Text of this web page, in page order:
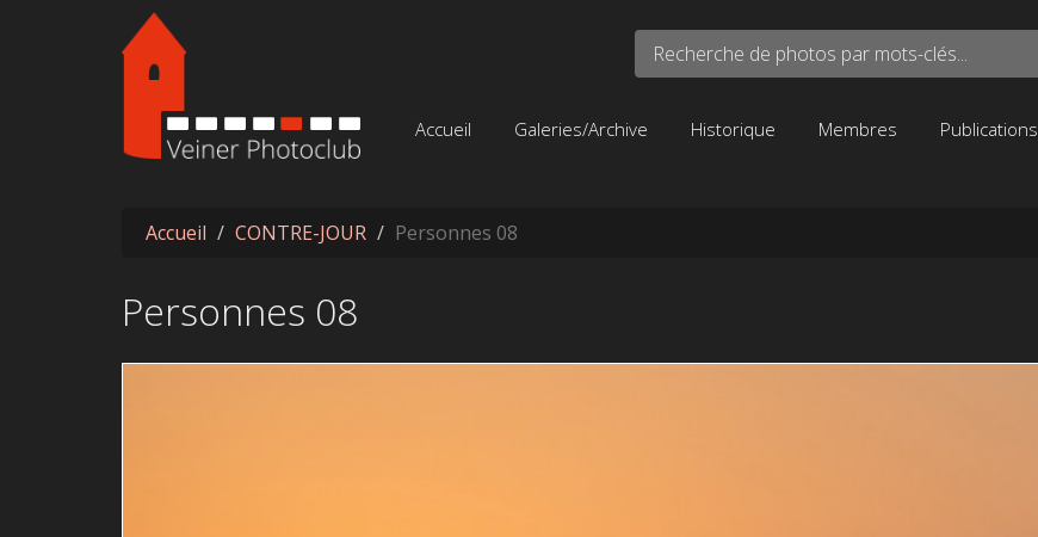
Aller au contenu principal
Recherche de photos par mots-clés...
Accueil Galeries/Archive Historique Membres Publications
Accueil CONTRE-JOUR Personnes 08
Personnes 08